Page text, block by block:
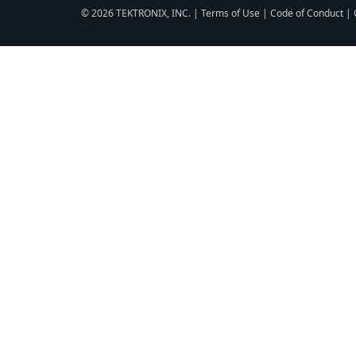
© 2026 TEKTRONIX, INC. | Terms of Use | Code of Conduct |